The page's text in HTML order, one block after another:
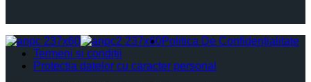
Politica De Confidențialitate
Termeni și condiții
Protectia datelor cu caracter personal